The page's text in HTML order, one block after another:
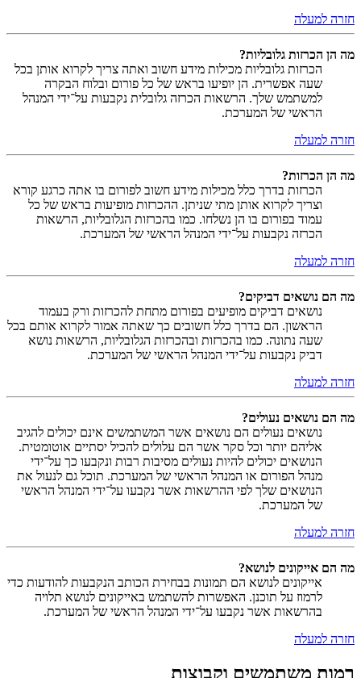
חזרה למעלה
מה הן הכרזות גלובליות?
הכרזות גלובליות מכילות מידע חשוב ואתה צריך לקרוא אותן בכל
שעה אפשרית. הן יופיעו בראש של כל פורום ובלוח הבקרה
למשתמש שלך. הרשאות הכרזה גלובלית נקבעות על־ידי המנהל
הראשי של המערכת.
חזרה למעלה
מה הן הכרזות?
הכרזות בדרך כלל מכילות מידע חשוב לפורום בו אתה כרגע קורא
וצריך לקרוא אותן מתי שניתן. ההכרזות מופיעות בראש של כל
עמוד בפורום בו הן נשלחו. כמו בהכרזות הגלובליות, הרשאות
הכרזה נקבעות על־ידי המנהל הראשי של המערכת.
חזרה למעלה
מה הם נושאים דביקים?
נושאים דביקים מופיעים בפורום מתחת להכרזות ורק בעמוד
הראשון. הם בדרך כלל חשובים כך שאתה אמור לקרוא אותם בכל
שעה נתונה. כמו בהכרזות ובהכרזות הגלובליות, הרשאות נושא
דביק נקבעות על־ידי המנהל הראשי של המערכת.
חזרה למעלה
מה הם נושאים נעולים?
נושאים נעולים הם נושאים אשר המשתמשים אינם יכולים להגיב
אליהם יותר וכל סקר אשר הם עלולים להכיל יסתיים אוטומטית.
הנושאים יכולים להיות נעולים מסיבות רבות ונקבעו כך על־ידי
מנהל הפורום או המנהל הראשי של המערכת. תוכל גם לנעול את
הנושאים שלך לפי ההרשאות אשר נקבעו על־ידי המנהל הראשי
של המערכת.
חזרה למעלה
מה הם אייקונים לנושא?
אייקונים לנושא הם תמונות בבחירת הכותב הנקבעות להודעות כדי
לרמוז על תוכנן. האפשרות להשתמש באייקונים לנושא תלויה
בהרשאות אשר נקבעו על־ידי המנהל הראשי של המערכת.
חזרה למעלה
רמות משתמשים וקבוצות